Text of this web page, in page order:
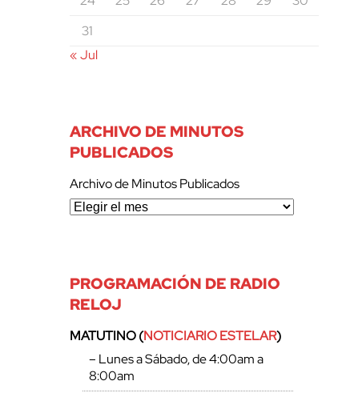
31
« Jul
ARCHIVO DE MINUTOS
PUBLICADOS
Archivo de Minutos Publicados
PROGRAMACIÓN DE RADIO
RELOJ
MATUTINO (NOTICIARIO ESTELAR)
– Lunes a Sábado, de 4:00am a
8:00am